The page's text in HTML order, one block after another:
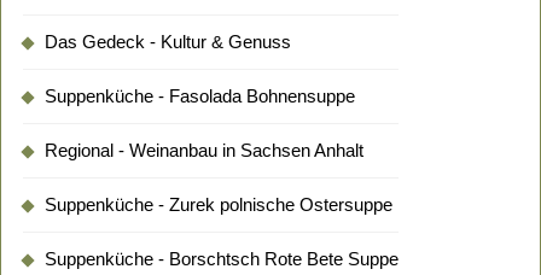
Das Gedeck - Kultur & Genuss
Suppenküche - Fasolada Bohnensuppe
Regional - Weinanbau in Sachsen Anhalt
Suppenküche - Zurek polnische Ostersuppe
Suppenküche - Borschtsch Rote Bete Suppe